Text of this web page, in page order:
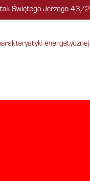
Świętego Jerzego 43/2
energetycznej